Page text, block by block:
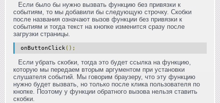
Если было бы нужно вызвать функцию без привязки к
событиям, то мы добавили бы следующую строчку. Скобки
после названия означают вызов функции без привязки к
событиям и тогда текст на кнопке изменится сразу после
загрузки страницы.
onButtonClick();
Если убрать скобки, тогда это будет ссылка на функцию,
которую мы передаем вторым аргументом при установки
слушателя событий. Мы говорим браузеру, что эту функцию
нужно будет вызвать, но только после клика пользователя по
кнопке. Поэтому у функции обратного вызова нельзя ставить
скобки.